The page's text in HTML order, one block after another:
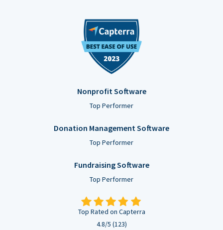
Nonprofit Software
Top Performer
Donation Management Software
Top Performer
Fundraising Software
Top Performer
Top Rated on Capterra
4.8/5 (123)